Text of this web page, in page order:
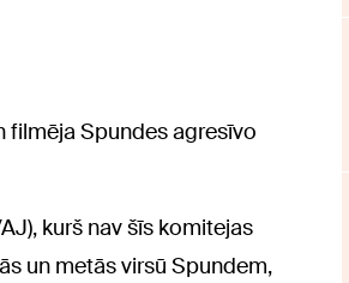
filmēja Spundes agresīvo
kurš nav šīs komitejas
un metās virsū Spundem,